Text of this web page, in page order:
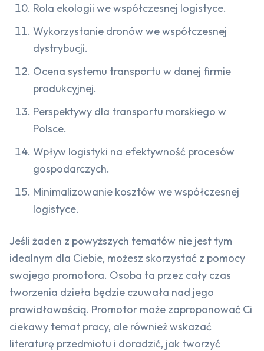
Rola ekologii we współczesnej logistyce.
Wykorzystanie dronów we współczesnej
dystrybucji.
Ocena systemu transportu w danej firmie
produkcyjnej.
Perspektywy dla transportu morskiego w
Polsce.
Wpływ logistyki na efektywność procesów
gospodarczych.
Minimalizowanie kosztów we współczesnej
logistyce.
Jeśli żaden z powyższych tematów nie jest tym
idealnym dla Ciebie, możesz skorzystać z pomocy
swojego promotora. Osoba ta przez cały czas
tworzenia dzieła będzie czuwała nad jego
prawidłowością. Promotor może zaproponować Ci
ciekawy temat pracy, ale również wskazać
literaturę przedmiotu i doradzić, jak tworzyć